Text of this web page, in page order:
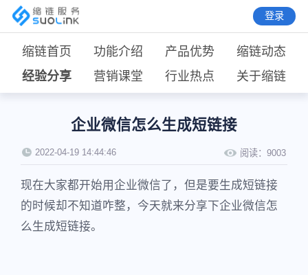
登录
缩链首页 功能介绍 产品优势
缩链动态
经验分享
营销课堂 行业热点 关于缩链
企业微信怎么生成短链接
2022-04-19 14:44:46 阅读： 9003
现在大家都开始用企业微信了，但是要生成短链接
的时候却不知道咋整，今天就来分享下企业微信怎
么生成短链接。